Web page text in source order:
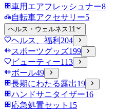
車用エアフレッシュナー8
自転車アクセサリー5
ヘルス・ウェルネス11
ヘルス、福利 204
スポーツグッズ199
ビューティー113
ボール49
長期にわたる露出19
ハンドサニタイザー16
応急処置セット 15